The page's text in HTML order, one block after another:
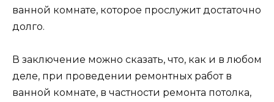
ванной комнате, которое прослужит достаточно
долго.
В заключение можно сказать, что, как и в любом
деле, при проведении ремонтных работ в
ванной комнате, в частности ремонта потолка,